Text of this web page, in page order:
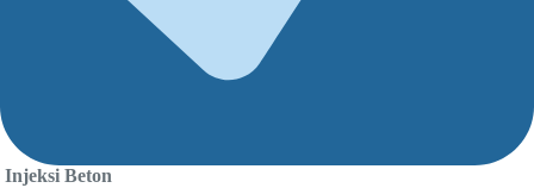
Injeksi Beton